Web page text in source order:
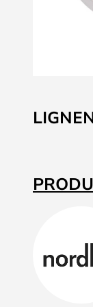
til
starten